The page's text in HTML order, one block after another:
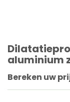
aluminium
Bereken uw